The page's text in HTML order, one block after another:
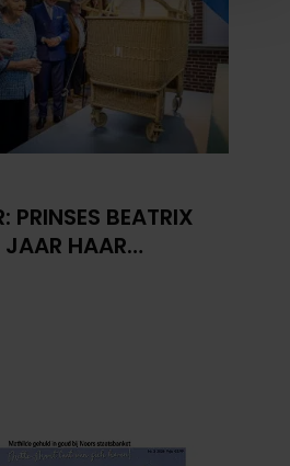
voor social media te bieden
te analyseren. Ook delen we
van onze site met onze
adverteren en analyse. Deze
combineren met andere
verstrekt of die ze hebben
cookies als u onze website blijft
PRINSES BEATRIX
HAAR